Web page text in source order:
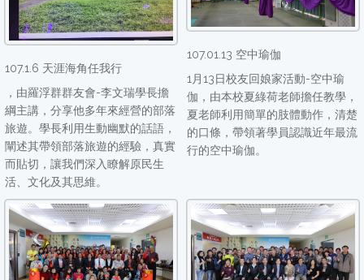
107.1.6 天涯海角任我行
，由羅浮群群友會-李文瑞學長擔
綱主講，分享他多年來經營的部落
旅遊。學長利用生動幽默的話語，
闡述其帶領部落旅遊的經驗，真實
而貼切，讓我們深入瞭解原民生
活、文化及其思維。
107.01.13 空中瑜伽
1月13日校友回娘家活動-空中瑜
伽，由本校夏綠荷老師擔任教學，
夏老師利用簡單的肢體動作，清楚
的口條，帶領著學員認識近年最流
行的空中瑜伽。